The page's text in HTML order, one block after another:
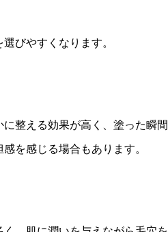
びやすくなります。
整える効果が高く、塗った瞬間
を感じる場合もあります。